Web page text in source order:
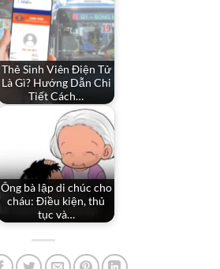
Thẻ Sinh Viên Điện Tử
Là Gì? Hướng Dẫn Chi
Tiết Cách…
Ông bà lập di chúc cho
cháu: Điều kiện, thủ
tục và…